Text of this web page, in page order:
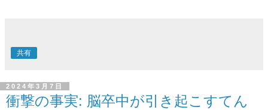
共有
2024年3月7日
衝撃の事実: 脳卒中が引き起こすてん